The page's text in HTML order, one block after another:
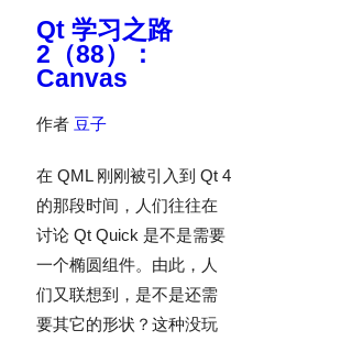
Qt 学习之路
2（88）：
Canvas
作者 豆子
在 QML 刚刚被引入到 Qt 4
的那段时间，人们往往在
讨论 Qt Quick 是不是需要
一个椭圆组件。由此，人
们又联想到，是不是还需
要其它的形状？这种没玩